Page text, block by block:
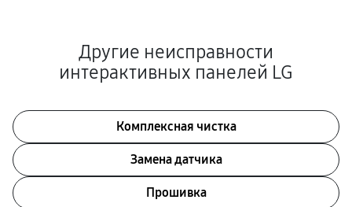
Другие неисправности
интерактивных панелей LG
Комплексная чистка
Замена датчика
Прошивка